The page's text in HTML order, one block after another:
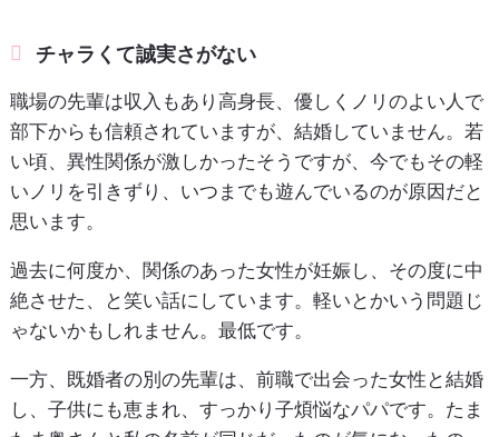
チャラくて誠実さがない
職場の先輩は収入もあり高身長、優しくノリのよい人で
部下からも信頼されていますが、結婚していません。若
い頃、異性関係が激しかったそうですが、今でもその軽
いノリを引きずり、いつまでも遊んでいるのが原因だと
思います。
過去に何度か、関係のあった女性が妊娠し、その度に中
絶させた、と笑い話にしています。軽いとかいう問題じ
ゃないかもしれません。最低です。
一方、既婚者の別の先輩は、前職で出会った女性と結婚
し、子供にも恵まれ、すっかり子煩悩なパパです。たま